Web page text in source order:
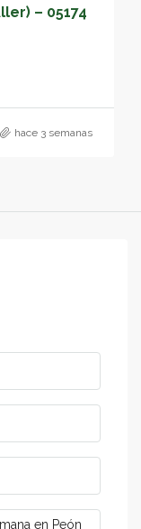
– 05174
hace 3 semanas